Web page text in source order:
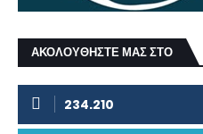
ΑΚΟΛΟΥΘΗΣΤΕ ΜΑΣ ΣΤΟ
234.210